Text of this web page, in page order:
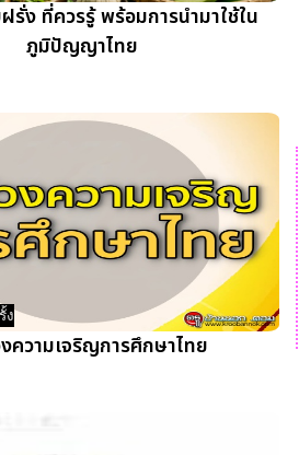
ง ที่ควรรู้ พร้อมการนำมาใช้ใน
ภูมิปัญญาไทย
ง
ความเจริญการศึกษาไทย